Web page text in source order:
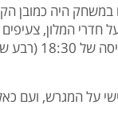
היה כמובן
חדרי המלון,
שהלך ברגל
על המגרש, ועם